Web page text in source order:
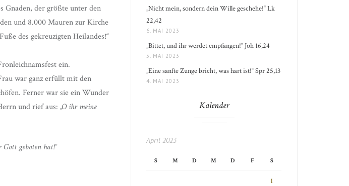
Gnaden, der größte unter den
und 8.000 Mauren zur Kirche
des gekreuzigten Heilandes!“
ein.
war ganz erfüllt mit den
Ferner war sie ein Wunder
und rief aus: „O ihr meine
Gott geboten hat!“
„Nicht mein, sondern dein Wille geschehe!“ Lk
22,42
6. MAI 2023
„Bittet, und ihr werdet empfangen!“ Joh 16,24
5. MAI 2023
„Eine sanfte Zunge bricht, was hart ist!“ Spr 25,13
4. MAI 2023
Kalender
April 2023
S M D M D F S
1